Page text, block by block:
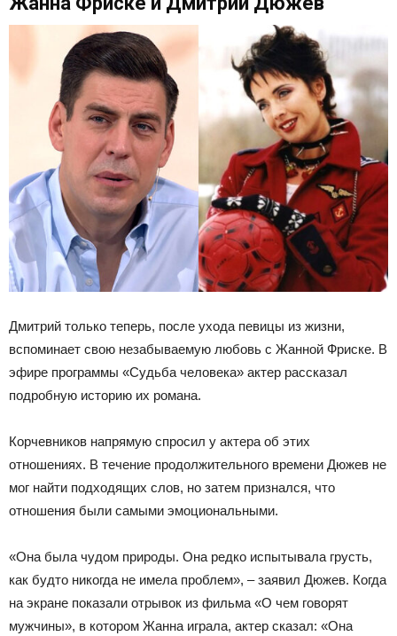
Дмитрий только теперь, после ухода певицы из жизни,
вспоминает свою незабываемую любовь с Жанной Фриске. В
эфире программы «Судьба человека» актер рассказал
подробную историю их романа.
Корчевников напрямую спросил у актера об этих
отношениях. В течение продолжительного времени Дюжев не
мог найти подходящих слов, но затем признался, что
отношения были самыми эмоциональными.
«Она была чудом природы. Она редко испытывала грусть,
как будто никогда не имела проблем», – заявил Дюжев. Когда
на экране показали отрывок из фильма «О чем говорят
мужчины», в котором Жанна играла, актер сказал: «Она